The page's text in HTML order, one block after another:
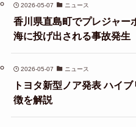
2026-05-07 ニュース
香川県直島町でプレジャー
海に投げ出される事故発生
2026-05-07 ニュース
トヨタ新型ノア発表 ハイ
徴を解説